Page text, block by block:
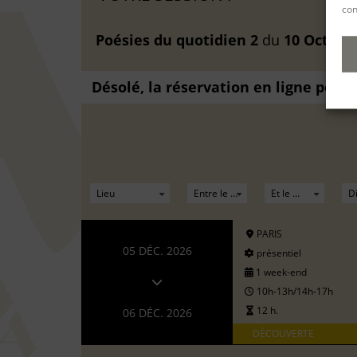
Poésies du quotidien 2 du 10 Oct.
Désolé, la réservation en ligne
05 DÉC. 2026
06 DÉC. 2026
PARIS
présentiel
1 week-end
10h-13h/14h-17h
12 h.
DÉCOUVERTE